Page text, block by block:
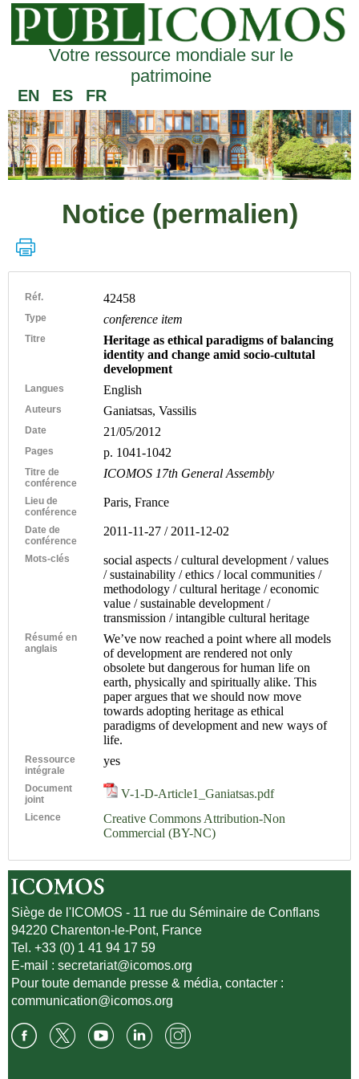
Votre ressource mondiale sur le
patrimoine
EN ES FR
Notice (permalien)
Réf. 42458
Type conference item
Titre
Heritage as ethical paradigms of balancing
identity and change amid socio-cultutal
development
Langues English
Auteurs Ganiatsas, Vassilis
Date 21/05/2012
Pages p. 1041-1042
Titre de
conférence
ICOMOS 17th General Assembly
Lieu de
conférence
Paris, France
Date de
conférence
2011-11-27 / 2011-12-02
Mots-clés
social aspects / cultural development / values
/ sustainability / ethics / local communities /
methodology / cultural heritage / economic
value / sustainable development /
transmission / intangible cultural heritage
Résumé en
anglais
We’ve now reached a point where all models
of development are rendered not only
obsolete but dangerous for human life on
earth, physically and spiritually alike. This
paper argues that we should now move
towards adopting heritage as ethical
paradigms of development and new ways of
life.
Ressource
intégrale
yes
Document
joint
V-1-D-Article1_Ganiatsas.pdf
Licence
Creative Commons Attribution-Non
Commercial (BY-NC)
Siège de l'ICOMOS - 11 rue du Séminaire de Conflans
94220 Charenton-le-Pont, France
Tel. +33 (0) 1 41 94 17 59
E-mail :secretariat@icomos.org
Pour toute demande presse & média, contacter :
communication@icomos.org